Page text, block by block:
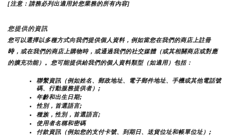
[注意：請務必列出適用於您業務的所有內容]
您提供的資訊
您可以選擇以多種方式向我們提供個人資料，例如當您在我們的商店上註冊
時，或在我們的商店上購物時，或通過我們的社交媒體（或其相關商店或對應
的擴充功能）。您可能提供給我們的個人資料類型（如適用）包括：
聯繫資訊（例如姓名、郵政地址、電子郵件地址、手機或其他電話號
碼、行動服務提供者）;
年齡和出生日期;
性別，首選語言;
種族，性別，首選語言;
使用者名稱和密碼
付款資訊（例如您的支付卡號、到期日、送貨位址和帳單位址）;